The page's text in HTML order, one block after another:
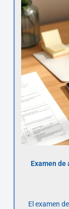
Examen de
El examen